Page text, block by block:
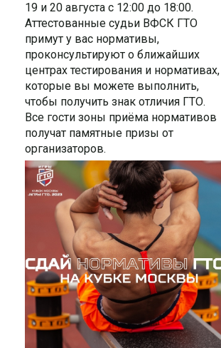
19 и 20 августа с 12:00 до 18:00.
Аттестованные судьи ВФСК ГТО
примут у вас нормативы,
проконсультируют о ближайших
центрах тестирования и нормативах,
которые вы можете выполнить,
чтобы получить знак отличия ГТО.
Все гости зоны приёма нормативов
получат памятные призы от
организаторов.